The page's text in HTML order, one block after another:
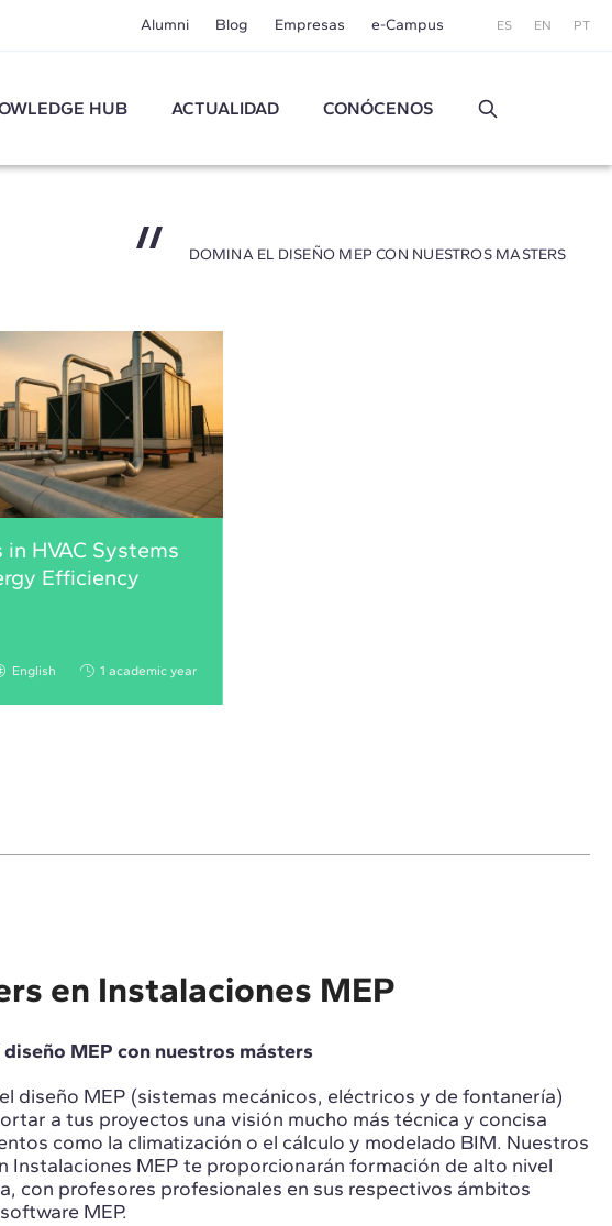
Alumni Blog Empresas e-Campus ES EN PT
HUB ACTUALIDAD CONÓCENOS
DOMINA EL DISEÑO MEP CON NUESTROS MASTERS
in HVAC Systems
Efficiency
English 1 academic year
en Instalaciones MEP
MEP con nuestros másters
diseño MEP (sistemas mecánicos, eléctricos y de fontanería)
a tus proyectos una visión mucho más técnica y concisa
como la climatización o el cálculo y modelado BIM. Nuestros
Instalaciones MEP te proporcionarán formación de alto nivel
con profesores profesionales en sus respectivos ámbitos
MEP.